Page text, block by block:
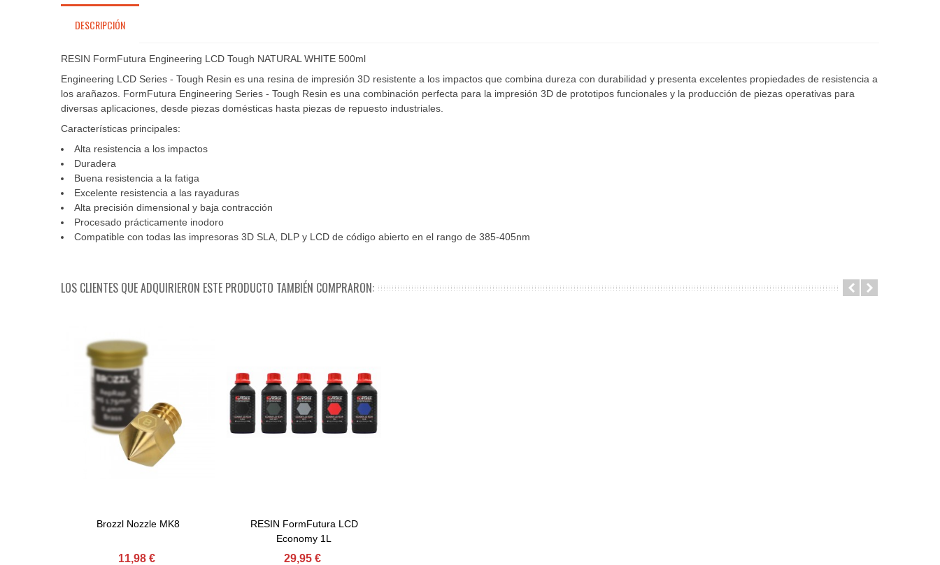
DESCRIPCIÓN
RESIN FormFutura Engineering LCD Tough NATURAL WHITE 500ml
Engineering LCD Series - Tough Resin es una resina de impresión 3D resistente a los impactos que combina dureza con durabilidad y presenta excelentes propiedades de resistencia a
los arañazos. FormFutura Engineering Series - Tough Resin es una combinación perfecta para la impresión 3D de prototipos funcionales y la producción de piezas operativas para
diversas aplicaciones, desde piezas domésticas hasta piezas de repuesto industriales.
Características principales:
Alta resistencia a los impactos
Duradera
Buena resistencia a la fatiga
Excelente resistencia a las rayaduras
Alta precisión dimensional y baja contracción
Procesado prácticamente inodoro
Compatible con todas las impresoras 3D SLA, DLP y LCD de código abierto en el rango de 385-405nm
LOS CLIENTES QUE ADQUIRIERON ESTE PRODUCTO TAMBIÉN COMPRARON:
Comprar
Brozzl Nozzle MK8
11,98 €
Comprar
RESIN FormFutura LCD
Economy 1L
29,95 €